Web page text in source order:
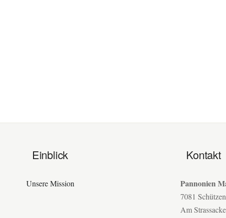
Einblick
Unsere Mission
Kontakt
Pannonien
7081
Am